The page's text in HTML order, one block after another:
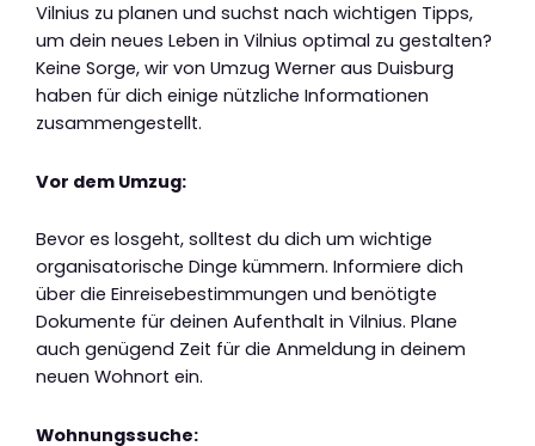
Vilnius zu planen und suchst nach wichtigen Tipps,
um dein neues Leben in Vilnius optimal zu gestalten?
Keine Sorge, wir von Umzug Werner aus Duisburg
haben für dich einige nützliche Informationen
zusammengestellt.
Vor dem Umzug:
Bevor es losgeht, solltest du dich um wichtige
organisatorische Dinge kümmern. Informiere dich
über die Einreisebestimmungen und benötigte
Dokumente für deinen Aufenthalt in Vilnius. Plane
auch genügend Zeit für die Anmeldung in deinem
neuen Wohnort ein.
Wohnungssuche: